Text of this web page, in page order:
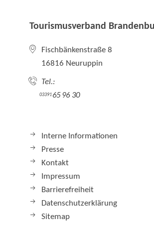
Tourismusverband
Fischbänkenstraße 8
16816 Neuruppin
Tel.:
0339165 96 30
Interne Informationen
Presse
Kontakt
Impressum
Barrierefreiheit
Datenschutzerklärung
Sitemap